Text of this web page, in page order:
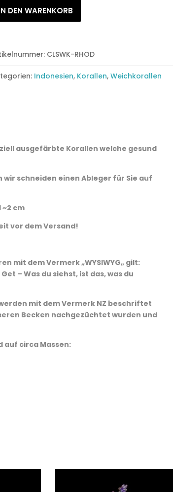
DEN WARENKORB
CLSWK-RHOD
Indonesien, Korallen, Weichkorallen
ausgefärbte Korallen welche gesund
schneiden einen Ableger für Sie auf
~2 cm
vor dem Versand!
mit dem Vermerk „WYSIWYG„ gilt:
– Was du siehst, ist das, was du
mit dem Vermerk NZ beschriftet
Becken nachgezüchtet wurden und
auf circa Massen: